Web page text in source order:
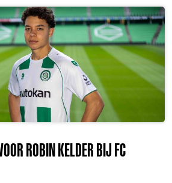
ROBIN KELDER BIJ FC